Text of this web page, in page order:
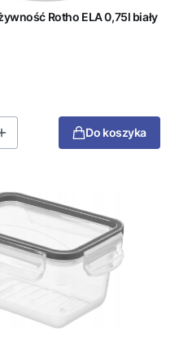
Rotho ELA 0,75l biały
Do koszyka